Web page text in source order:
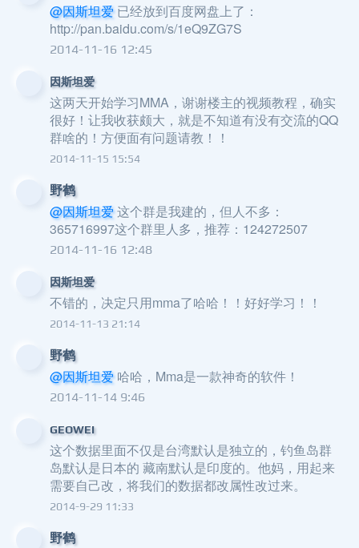
@因斯坦爱 已经放到百度网盘上了：
http://pan.baidu.com/s/1eQ9ZG7S
2014-11-16 12:45
因斯坦爱
这两天开始学习MMA，谢谢楼主的视频教程，确实
很好！让我收获颇大，就是不知道有没有交流的QQ
群啥的！方便面有问题请教！！
2014-11-15 15:54
野鹤
@因斯坦爱这个群是我建的，但人不多：
365716997这个群里人多，推荐：124272507
2014-11-16 12:48
因斯坦爱
不错的，决定只用mma了哈哈！！好好学习！！
2014-11-13 21:14
野鹤
@因斯坦爱 哈哈，Mma是一款神奇的软件！
2014-11-14 9:46
GEOWEI
这个数据里面不仅是台湾默认是独立的，钓鱼岛群
岛默认是日本的 藏南默认是印度的。他妈，用起来
需要自己改，将我们的数据都改属性改过来。
2014-9-29 11:33
野鹤